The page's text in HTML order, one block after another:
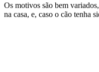
Os motivos são bem
na casa, e, caso o cão tenha